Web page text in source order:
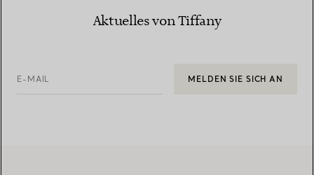
Aktuelles von Tiffany
E-MAIL MELDEN SIE SICH AN